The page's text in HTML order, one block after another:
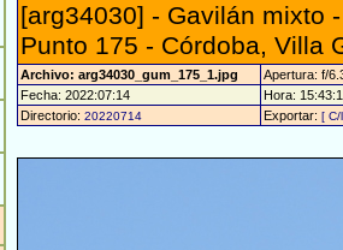
[arg34030] - Gavilán mixto
Punto 175 - Córdoba, Villa
Archivo: arg34030_gum_175_1.jpg
Apertura: f/
Fecha: 2022:07:14
Hora:
Directorio: 20220714 Exportar: [ C/